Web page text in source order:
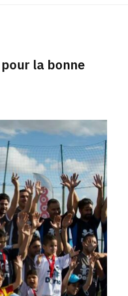
la bonne
CHARGE MENTALE
après le travail :
relâcher la pression
9 JANVIER 2026